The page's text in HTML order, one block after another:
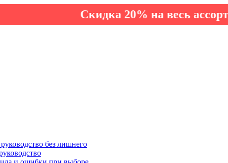
Скидка 20% на весь
без лишнего